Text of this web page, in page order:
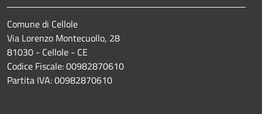
Comune di Cellole
Via Lorenzo Montecuollo, 28
81030 - Cellole - CE
Codice Fiscale: 00982870610
Partita IVA: 00982870610